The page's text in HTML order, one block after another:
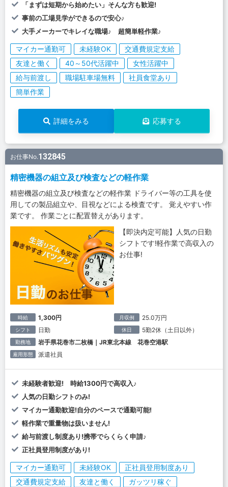
「まずは短期から始めたい」そんな方も歓迎!
事前の工場見学ができるので安心♪
大手メーカーでキレイな職場♪ 超簡単軽作業♪
マイカー通勤可 未経験OK
交通費規定支給
友達と働く
40～50代活躍中
女性活躍中
給与前渡し
職場駐車場無料
社員食堂あり
簡単作業
詳細をみる 応募する
お仕事No.132845
精密機器の組立及び検査などの軽作業
精密機器の組立及び検査などの軽作業 ドライバー等の工具を使
用しての製品組立や、目視などによる検査です。 覚えやすい作
業です。 作業ごとに配置替えがあります。
【即決内定可能】人気の日勤
シフトです!軽作業で高収入の
お仕事!
時給 1,300円 月収例 25.0万円
シフト 日勤 休日 5勤2休（土日以外）
勤務地 岩手県花巻市二枚橋｜JR東北本線 花巻空港駅
雇用形態 派遣社員
未経験者歓迎! 時給1300円で高収入♪
人気の日勤シフトのみ!
マイカー通勤歓迎!自分のペースで通勤可能!
軽作業で重量物は扱いません!
給与前渡し制度あり!携帯でらくらく申請♪
正社員登用制度があり!
マイカー通勤可 未経験OK
正社員登用制度あり
交通費規定支給
友達と働く
ガッツリ稼ぐ